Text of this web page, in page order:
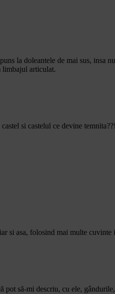
la doleantele de mai sus, insa
limbajul articulat.
si castelul ce devine temnita??!
si asa, folosind mai multe cuvinte
pot să-mi descriu, cu ele,